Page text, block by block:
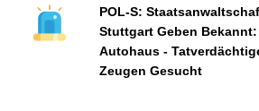
POL-S:
Stuttgart Geben
Autohaus -
Zeugen Gesucht